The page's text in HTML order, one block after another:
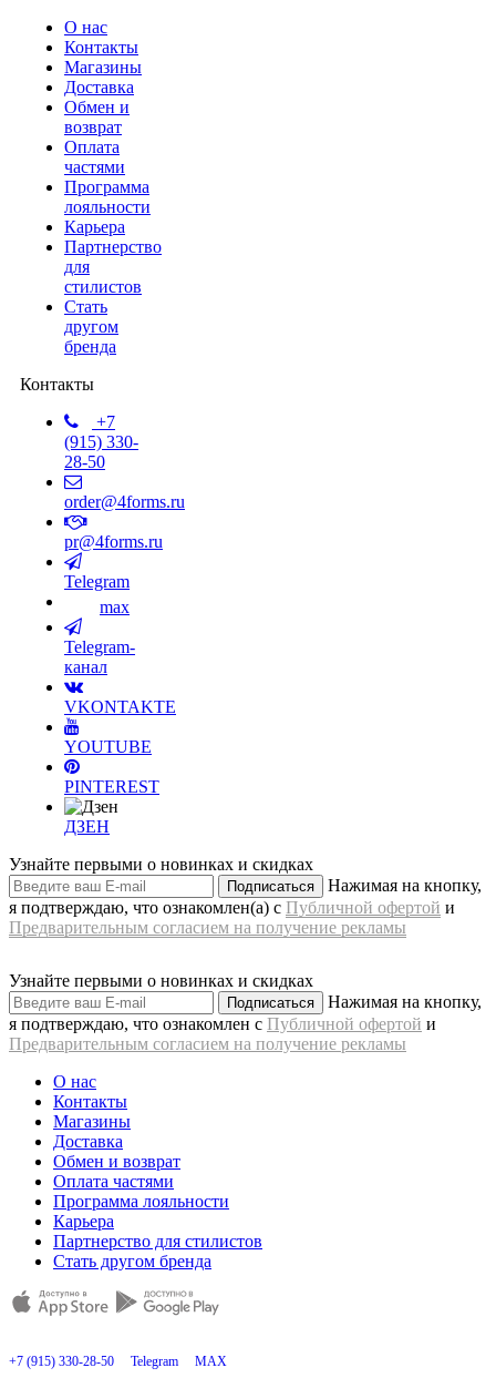
О нас
Контакты
Магазины
Доставка
Обмен и
возврат
Оплата
частями
Программа
лояльности
Карьера
Партнерство
для
стилистов
Стать
другом
бренда
Контакты
+7
(915) 330-
28-50
order@4forms.ru
pr@4forms.ru
Telegram
max
Telegram-
канал
VKONTAKTE
YOUTUBE
PINTEREST
ДЗЕН
Узнайте первыми о новинках и скидках
Подписаться
Нажимая на кнопку,
я подтверждаю, что ознакомлен(а) с Публичной офертой и
Предварительным согласием на получение рекламы
Узнайте первыми о новинках и скидках
Подписаться
Нажимая на кнопку,
я подтверждаю, что ознакомлен с Публичной офертой и
Предварительным согласием на получение рекламы
О нас
Контакты
Магазины
Доставка
Обмен и возврат
Оплата частями
Программа лояльности
Карьера
Партнерство для стилистов
Стать другом бренда
+7 (915) 330-28-50 Telegram MAX